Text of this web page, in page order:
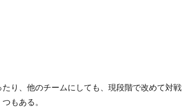
り、他のチームにしても、現段階で改めて対
もある。